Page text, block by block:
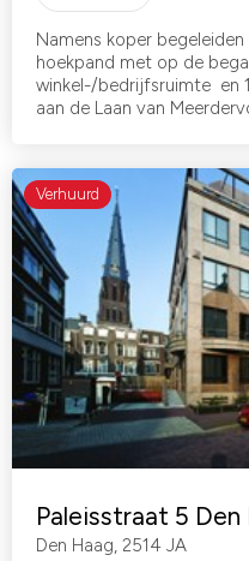
Namens koper
hoekpand met op de
winkel-/bedrijfsruimte en
aan de Laan van
Verhuurd
Paleisstraat 5 Den
Den Haag, 2514 JA